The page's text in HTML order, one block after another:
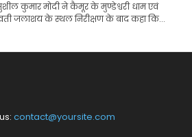
कुमार मोदी ने कैमूर के मुण्डेश्वरी धाम एवं
जलाशय के स्थल निरीक्षण के बाद कहा कि...
contact@yoursite.com